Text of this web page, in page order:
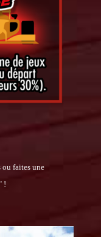
faites une
!